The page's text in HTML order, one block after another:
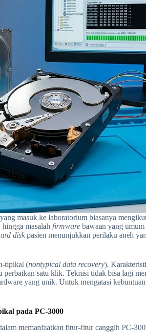
masuk ke laboratorium biasanya
masalah firmware bawaan yang
disk pasien menunjukkan perilaku aneh
tipikal (nontypical data recovery).
perbaikan satu klik. Teknisi tidak bisa lagi
yang unik. Untuk mengatasi
pada PC-3000
memanfaatkan fitur-fitur canggih PC-